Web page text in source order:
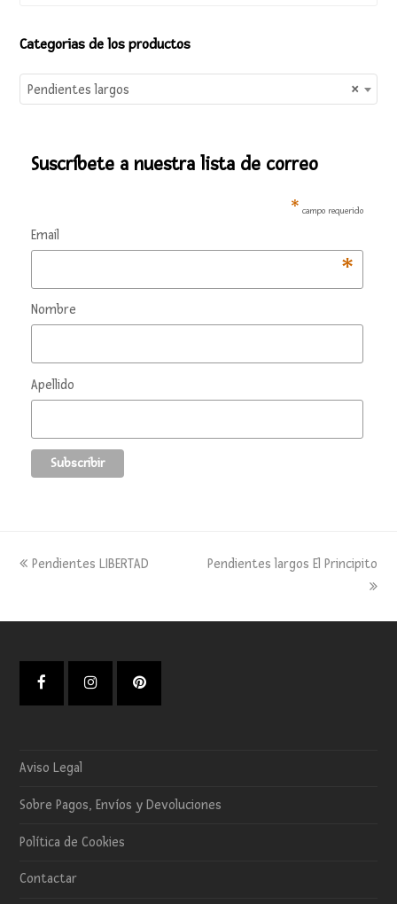
Categorias de los productos
×
Pendientes largos
Suscríbete a nuestra lista de correo
* campo requerido
Email
*
Nombre
Apellido
previous
Pendientes LIBERTAD
next
Pendientes largos El Principito
FacebookInstagramPinterest
Aviso Legal
Sobre Pagos, Envíos y Devoluciones
Política de Cookies
Contactar